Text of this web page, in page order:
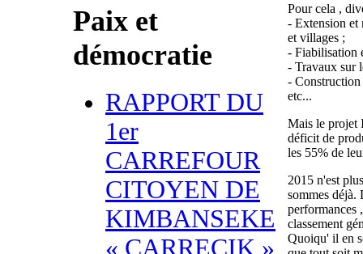
Paix et
démocratie
RAPPORT DU
1er
CARREFOUR
CITOYEN DE
KIMBANSEKE
« CARRECIK »
Pour cela ,
- Extension et
et villages ;
- Fiabilisation
- Travaux sur
-
etc...
Mais le projet
déficit de
les 55% de
2015 n'est
sommes déjà.
performances
classement
Quoiqu' il en